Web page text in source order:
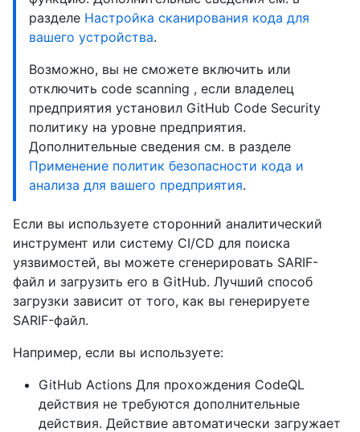
разделе Настройка сканирования кода для
вашего устройства.
Возможно, вы не сможете включить или
отключить code scanning , если владелец
предприятия установил GitHub Code Security
политику на уровне предприятия.
Дополнительные сведения см. в разделе
Применение политик безопасности кода и
анализа для вашего предприятия.
Если вы используете сторонний аналитический
инструмент или систему CI/CD для поиска
уязвимостей, вы можете сгенерировать SARIF-
файл и загрузить его в GitHub. Лучший способ
загрузки зависит от того, как вы генерируете
SARIF-файл.
Например, если вы используете:
GitHub Actions Для прохождения CodeQL
действия не требуются дополнительные
действия. Действие автоматически загружает